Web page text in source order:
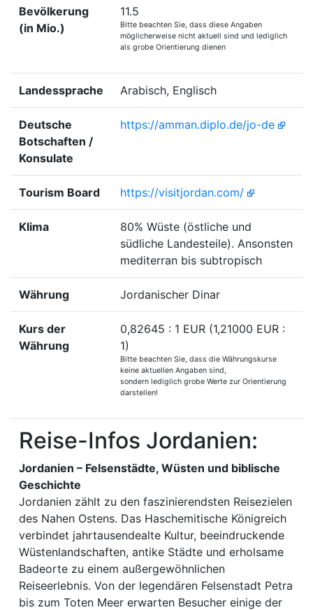
Bevölkerung
(in Mio.)
11.5
Bitte beachten Sie, dass diese Angaben
möglicherweise nicht aktuell sind und lediglich
als grobe Orientierung dienen
Landessprache Arabisch, Englisch
Deutsche
Botschaften /
Konsulate
https://amman.diplo.de/jo-de
Tourism Board https://visitjordan.com/
Klima
80% Wüste (östliche und
südliche Landesteile). Ansonsten
mediterran bis subtropisch
Währung Jordanischer Dinar
Kurs der
Währung
0,82645 : 1 EUR (1,21000 EUR :
1)
Bitte beachten Sie, dass die Währungskurse
keine aktuellen Angaben sind,
sondern lediglich grobe Werte zur Orientierung
darstellen!
Reise-Infos Jordanien:
Jordanien – Felsenstädte, Wüsten und biblische
Geschichte
Jordanien zählt zu den faszinierendsten Reisezielen
des Nahen Ostens. Das Haschemitische Königreich
verbindet jahrtausendealte Kultur, beeindruckende
Wüstenlandschaften, antike Städte und erholsame
Badeorte zu einem außergewöhnlichen
Reiseerlebnis. Von der legendären Felsenstadt Petra
bis zum Toten Meer erwarten Besucher einige der